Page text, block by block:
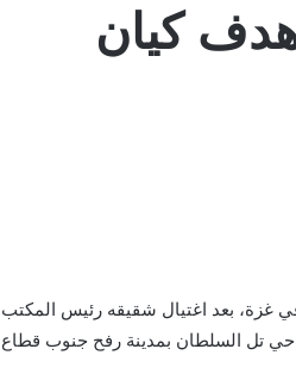
كيان
غزة، بعد اغتيال شقيقه رئيس المكتب
تل السلطان بمدينة رفح جنوب قطاع